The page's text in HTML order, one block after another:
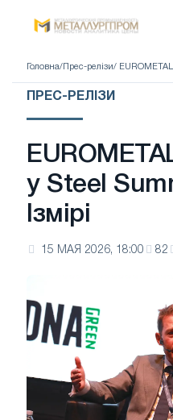
Головна/ Прес-релізи/ EUROMETAL
ПРЕС-РЕЛІЗИ
у Steel
Ізмірі
15 МАЯ 2026, 18:00 82